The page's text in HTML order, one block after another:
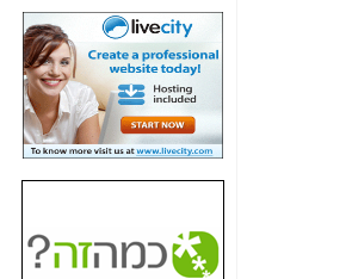
חשיפה: איוב קרא
אישר לקבוצת סלקום
בדיוק מה שביבי אישר
כאן
האם השר איוב קרא
היה צריך בכלל לחתום
על האישור, שנתן
האם ביבי וקרא קבלו
בכלל תמורה עבור